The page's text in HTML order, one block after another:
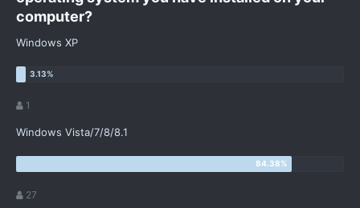
computer?
Windows XP
1
Windows Vista/7/8/8.1
27